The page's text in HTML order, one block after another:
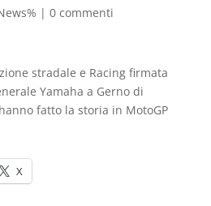
| 0 commenti
stradale e Racing firmata
Yamaha a Gerno di
fatto la storia in MotoGP
X